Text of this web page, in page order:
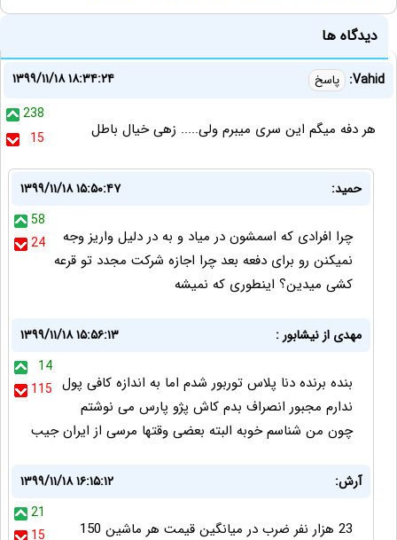
دیدگاه ها
Vahid: پاسخ
۱۳۹۹/۱۱/۱۸ ۱۸:۳۴:۲۴
238
15
هر دفه میگم این سری میبرم ولی..... زهی خیال باطل
حمید:
۱۳۹۹/۱۱/۱۸ ۱۵:۵۰:۴۷
58
24
چرا افرادی که اسمشون در میاد و به در دلیل واریز وجه
نمیکنن رو برای دفعه بعد چرا اجازه شرکت مجدد تو قرعه
کشی میدین؟ اینطوری که نمیشه
مهدی از نیشابور :
۱۳۹۹/۱۱/۱۸ ۱۵:۵۶:۱۳
14
115 بنده برنده دنا پلاس توربور شدم اما به اندازه کافی پول
ندارم مجبور انصراف بدم کاش پژو پارس می نوشتم
چون من شناسم خوبه البته بعضی وقتها مرسی از ایران جیب
آرش:
۱۳۹۹/۱۱/۱۸ ۱۶:۱۵:۱۲
21
15
23 هزار نفر ضرب در میانگین قیمت هر ماشین 150